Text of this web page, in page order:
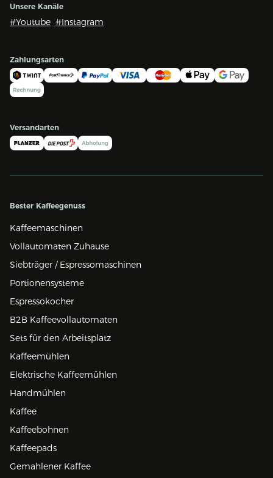
Unsere Kanäle
#Youtube #Instagram
Zahlungsarten
Versandarten
Bester Kaffeegenuss
Kaffeemaschinen
Vollautomaten Zuhause
Siebträger / Espressomaschinen
Portionensysteme
Espressokocher
B2B Kaffeevollautomaten
Sets für den Arbeitsplatz
Kaffeemühlen
Elektrische Kaffeemühlen
Handmühlen
Kaffee
Kaffeebohnen
Kaffeepads
Gemahlener Kaffee